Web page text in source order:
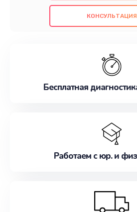
также гарантируем качество
проведенных работ. Наша
наилучшим образом. Не
КОНСУЛЬТАЦИЯ
Бесплатная
Работаем с юр. и